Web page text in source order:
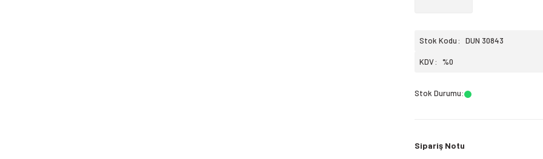
Stok Kodu DUN 30843
KDV %0
Stok Durumu:
Sipariş Notu